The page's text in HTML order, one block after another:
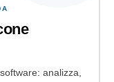
analizza,